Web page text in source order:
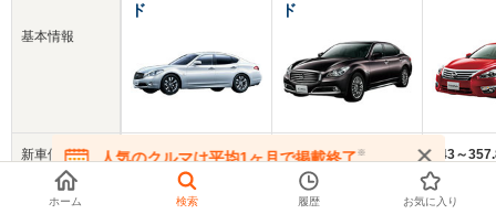
基本情報
新車価格
中古車
ド
514～709.9万円
101.4万円
ド
735～933.1万円
146.6万円
243～
78.7万円
人気のクルマは平均1ヶ月で掲載終了※
在庫が無くなる前にお問い合わせください
ホーム 検索 履歴 お気に入り